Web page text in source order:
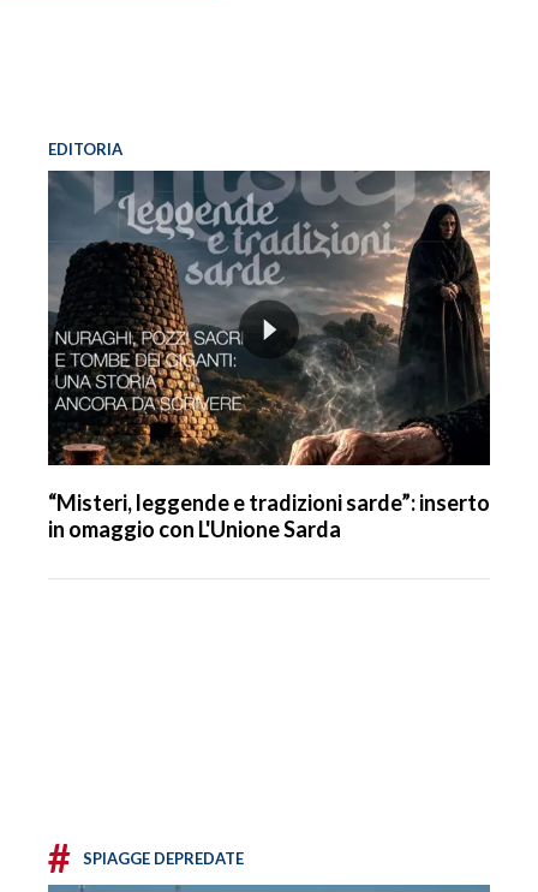
EDITORIA
“Misteri, leggende e tradizioni sarde”: inserto
in omaggio con L'Unione Sarda
# SPIAGGE DEPREDATE